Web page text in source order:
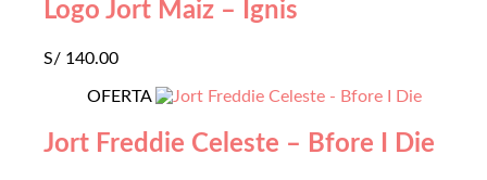
Logo Jort Maiz – Ignis
S/ 140.00
OFERTA
Jort Freddie Celeste – Bfore I Die